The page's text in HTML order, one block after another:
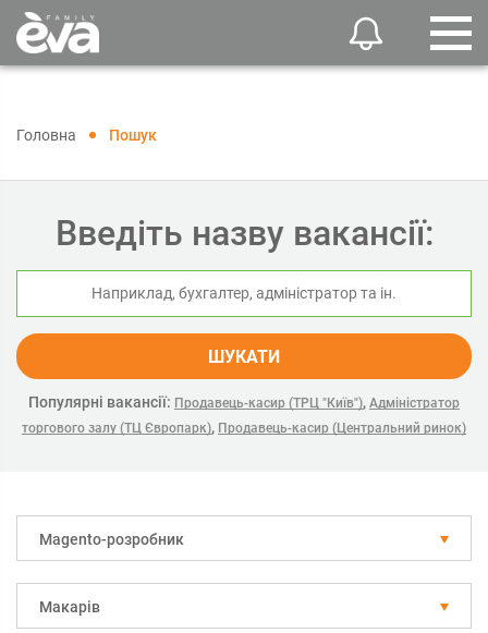
Головна Пошук
Введіть назву вакансії:
ШУКАТИ
Популярні вакансії: Продавець-касир (ТРЦ "Київ"), Адміністратор
торгового залу (ТЦ Європарк), Продавець-касир (Центральний ринок)
Magento-розробник
Макарів